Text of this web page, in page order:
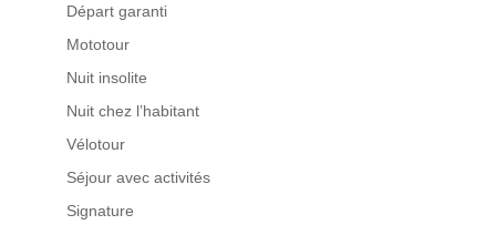
Départ garanti
Mototour
Nuit insolite
Nuit chez l’habitant
Vélotour
Séjour avec activités
Signature